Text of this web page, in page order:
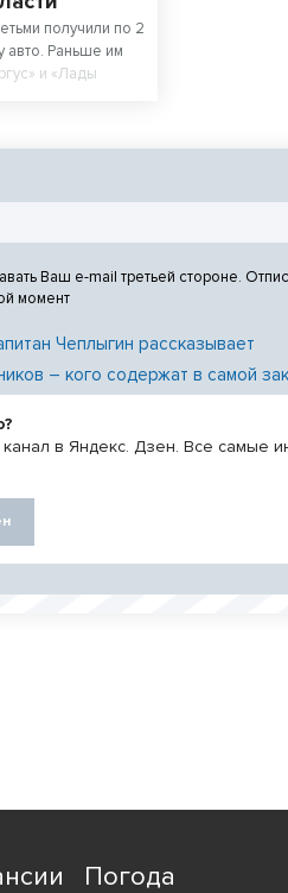
получили по 2
авто. Раньше им
и «Лады
Ваш e-mail третьей стороне.
момент
Чеплыгин рассказывает
– кого содержат в самой
в Яндекс. Дзен. Все самые
Погода